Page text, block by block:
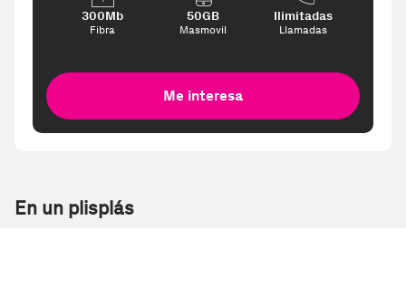
300Mb
Fibra
50GB
Masmovil
Ilimitadas
Llamadas
Me interesa
En un plisplás